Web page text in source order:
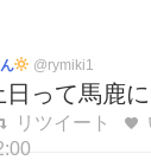
@rymiki1
日って馬鹿
リツイート